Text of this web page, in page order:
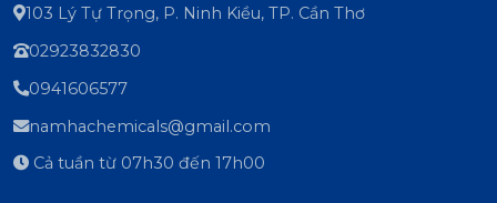
103 Lý Tự Trọng, P. Ninh Kiều, TP. Cần Thơ
02923832830
0941606577
namhachemicals@gmail.com
Cả tuần từ 07h30 đến 17h00